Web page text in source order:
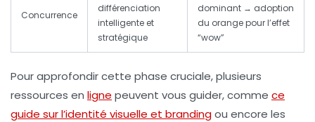
Concurrence
différenciation
intelligente et
stratégique
dominant → adoption
du orange pour l’effet
“wow”
Pour approfondir cette phase cruciale, plusieurs
ressources en ligne peuvent vous guider, comme ce
guide sur l’identité visuelle et brandingou encore les